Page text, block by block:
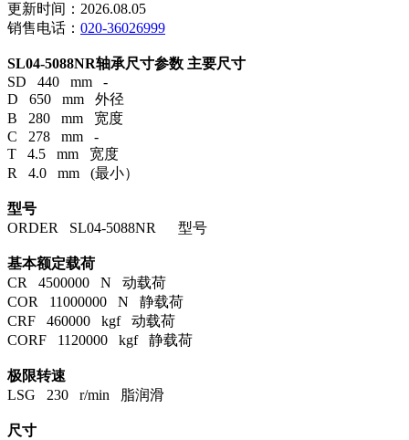
更新时间：2026.08.05
销售电话： 020-36026999
SL04-5088NR轴承尺寸参数 主要尺寸
SD 440 mm -
D 650 mm 外径
B 280 mm 宽度
C 278 mm -
T 4.5 mm 宽度
R 4.0 mm (最小）
型号
ORDER SL04-5088NR 型号
基本额定载荷
CR 4500000 N 动载荷
COR 11000000 N 静载荷
CRF 460000 kgf 动载荷
CORF 1120000 kgf 静载荷
极限转速
LSG 230 r/min 脂润滑
尺寸